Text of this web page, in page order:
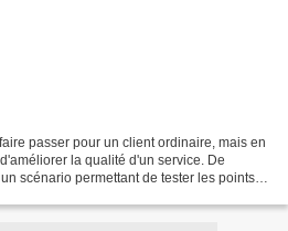
passer pour un client ordinaire, mais en
la qualité d'un service. De
scénario permettant de tester les points